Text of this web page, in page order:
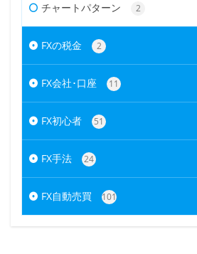
チャートパターン 2
FXの税金 2
FX会社･口座 11
FX初心者 51
FX手法 24
FX自動売買 101